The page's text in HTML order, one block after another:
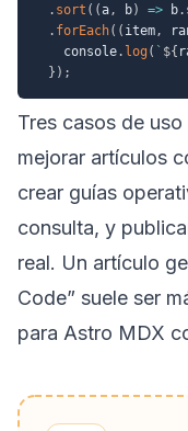
. sort ( (a, b) => b.
. forEach( ( item,
    console
. log ( ` ${
} ) ;
Tres casos de
mejorar artículos
crear guías
consulta, y
real. Un artículo
Code” suele ser
para Astro MDX